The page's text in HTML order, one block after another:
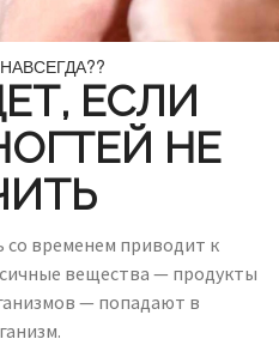
НАВСЕГДА??
ЕСЛИ
НЕ
со временем приводит к
вещества — продукты
— попадают в